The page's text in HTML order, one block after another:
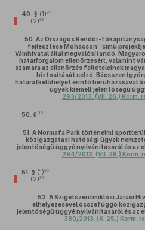
49. § (1)87
(2)88
50. Az Országos Rendőr-
fejlesztése Mohácson” című
Vámhivatal által megvalósítandó,
határforgalom ellenőrzésért, valamint
számára az ellenőrzés feltételeinek
biztosítását célzó,
határátkelőhelyet érintő beruházásával
ügyek kiemelt jelentőségű
293/2013. (VII. 26.) Korm.
50. § 89
51. A Normafa Park történelmi
közigazgatási hatósági ügyek
jelentőségű üggyé nyilvánításáról és az
294/2013. (VII. 26.) Korm.
51. § (1)90
(2)91
52. A Szigetszentmiklósi Járási
elhelyezésével összefüggő
jelentőségű üggyé nyilvánításáról és az
380/2013. (X. 25.) Korm.